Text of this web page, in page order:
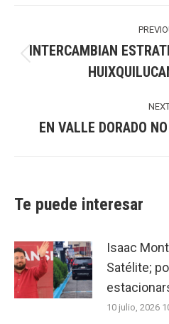
INTERCAMBIAN
EN VALLE DORADO
Te puede interesar
Isaac
Satélite;
10 julio, 2026